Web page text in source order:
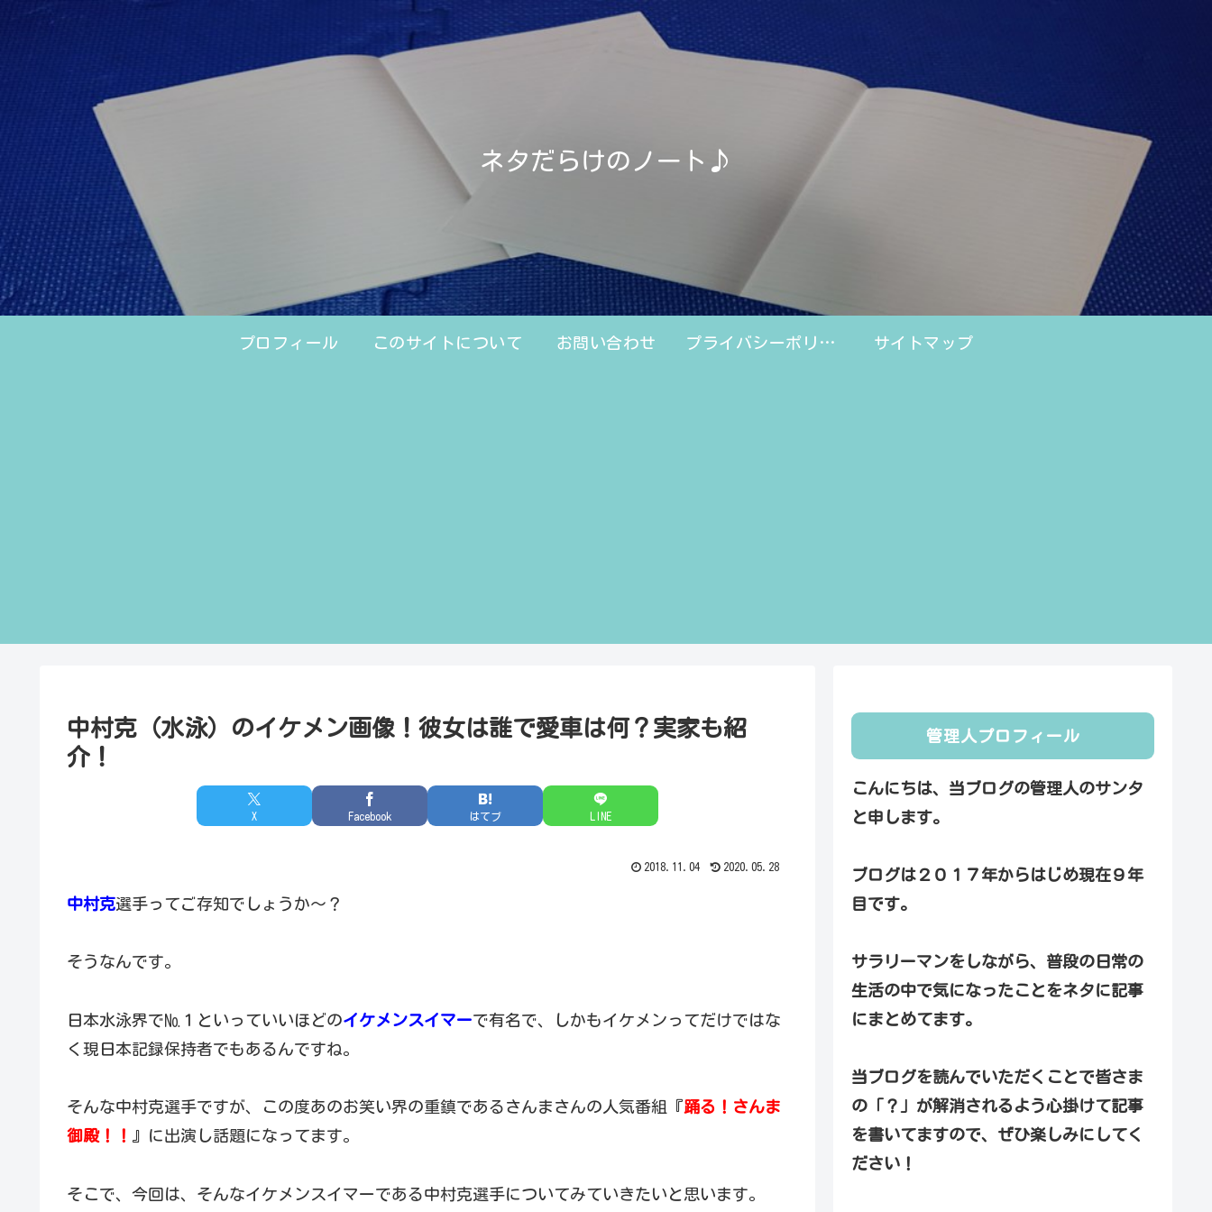
ネタだらけのノート♪
プロフィール このサイトについて お問い合わせ プライバシーポリシー サイトマップ
中村克（水泳）のイケメン画像！彼女は誰で愛車は何？実家も紹
介！
X Facebook はてブ LINE
2018.11.04 2020.05.28
中村克選手ってご存知でしょうか～？
そうなんです。
日本水泳界で№１といっていいほどのイケメンスイマーで有名で、しかもイケメンってだけではな
く現日本記録保持者でもあるんですね。
そんな中村克選手ですが、この度あのお笑い界の重鎮であるさんまさんの人気番組『踊る！さんま
御殿！！
』に出演し話題になってます。
そこで、今回は、そんなイケメンスイマーである中村克選手についてみていきたいと思います。
管理人プロフィール
こんにちは、当ブログの管理人のサンタ
と申します。
ブログは２０１７年からはじめ現在９年
目です。
サラリーマンをしながら、普段の日常の
生活の中で気になったことをネタに記事
にまとめてます。
当ブログを読んでいただくことで皆さま
の「？」が解消されるよう心掛けて記事
を書いてますので、ぜひ楽しみにしてく
ださい！